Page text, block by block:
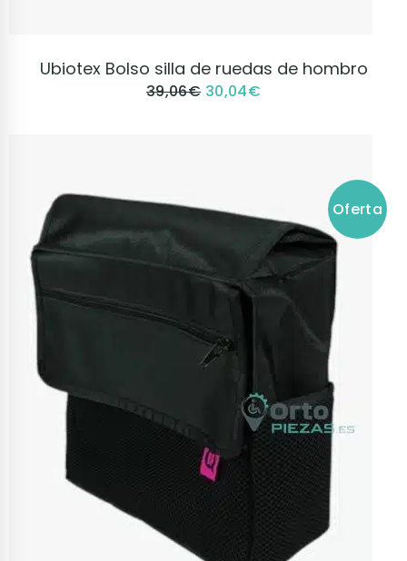
VER PRODUCTO
Ubiotex Bolso silla de ruedas de hombro
39,06€ 30,04€
Oferta